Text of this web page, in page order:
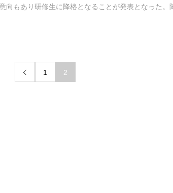
向もあり研修生に降格となることが発表となった。
 1 2